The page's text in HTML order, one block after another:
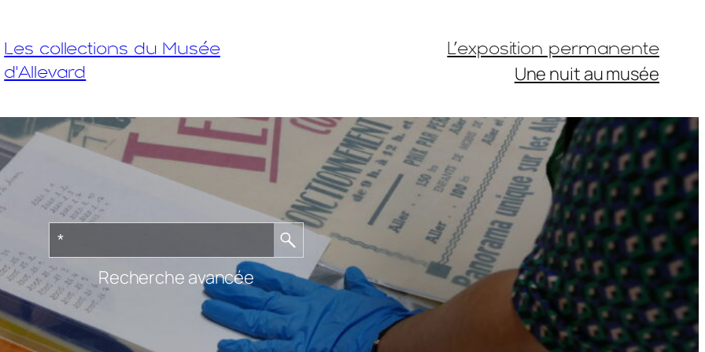
Les collections du Musée
d'Allevard
L’exposition permanente
Une nuit au musée
Recherche avancée